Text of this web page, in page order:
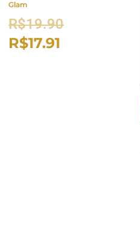
Glam
R$19.90
R$17.91